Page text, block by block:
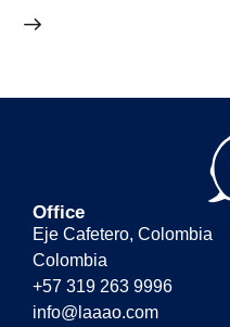
Office
Eje Cafetero, Colombia
Colombia
+57 319 263 9996
info@laaao.com